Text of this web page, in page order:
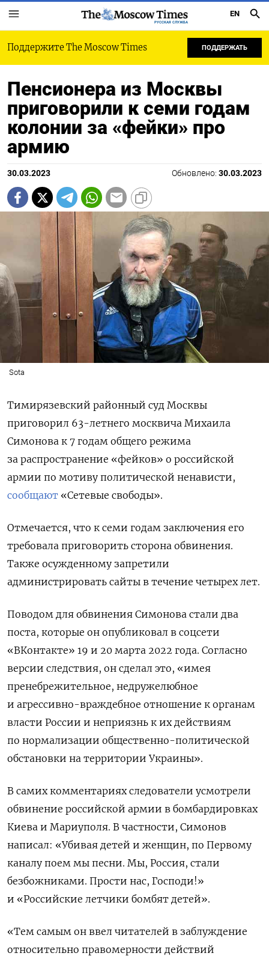
РУССКАЯ СЛУЖБА
EN
Поддержите The Moscow Times ПОДДЕРЖАТЬ
Пенсионера из Москвы
приговорили к семи годам
колонии за «фейки» про
армию
30.03.2023 Обновлено: 30.03.2023
Sota
Тимирязевский районный суд Москвы
приговорил 63-летнего москвича Михаила
Симонова к 7 годам общего режима
за распространение «фейков» о российской
армии по мотиву политической ненависти,
сообщают «Сетевые свободы».
Отмечается, что к семи годам заключения его
требовала приговорить сторона обвинения.
Также осужденному запретили
администрировать сайты в течение четырех лет.
Поводом для обвинения Симонова стали два
поста, которые он опубликовал в соцсети
«ВКонтакте» 19 и 20 марта 2022 года. Согласно
версии следствия, он сделал это, «имея
пренебрежительное, недружелюбное
и агрессивно-враждебное отношение к органам
власти России и неприязнь к их действиям
по нормализации общественно-политической
обстановки на территории Украины».
В самих комментариях следователи усмотрели
обвинение российской армии в бомбардировках
Киева и Мариуполя. В частности, Симонов
написал: «Убивая детей и женщин, по Первому
каналу поем мы песни. Мы, Россия, стали
безбожниками. Прости нас, Господи!»
и «Российские летчики бомбят детей».
«Тем самым он ввел читателей в заблуждение
относительно правомерности действий